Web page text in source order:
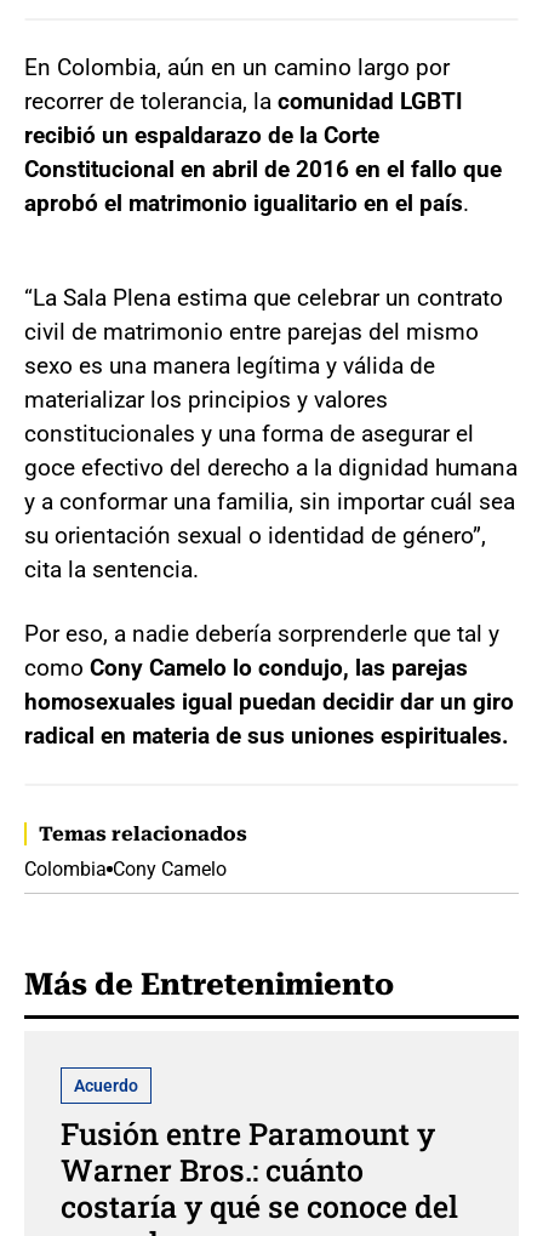
En Colombia, aún en un camino largo por
recorrer de tolerancia, la comunidad LGBTI
recibió un espaldarazo de la Corte
Constitucional en abril de 2016 en el fallo que
aprobó el matrimonio igualitario en el país.
“La Sala Plena estima que celebrar un contrato
civil de matrimonio entre parejas del mismo
sexo es una manera legí­tima y válida de
materializar los principios y valores
constitucionales y una forma de asegurar el
goce efectivo del derecho a la dignidad humana
y a conformar una familia, sin importar cuál sea
su orientación sexual o identidad de género”,
cita la sentencia.
Por eso, a nadie debería sorprenderle que tal y
como Cony Camelo lo condujo, las parejas
homosexuales igual puedan decidir dar un giro
radical en materia de sus uniones espirituales.
Temas relacionados
Colombia Cony Camelo
Más de Entretenimiento
Acuerdo
Fusión entre Paramount y
Warner Bros.: cuánto
costaría y qué se conoce del